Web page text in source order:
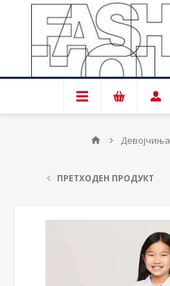
Девојчиња
ПРЕТХОДЕН ПРОДУКТ